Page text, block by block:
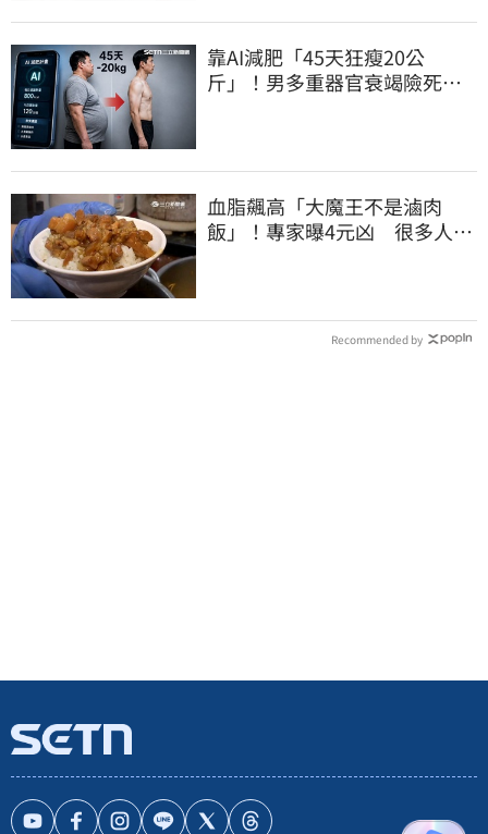
靠AI減肥「45天狂瘦20公
斤」！男多重器官衰竭險死…
血脂飆高「大魔王不是滷肉
飯」！專家曝4元凶 很多人天
Recommended by